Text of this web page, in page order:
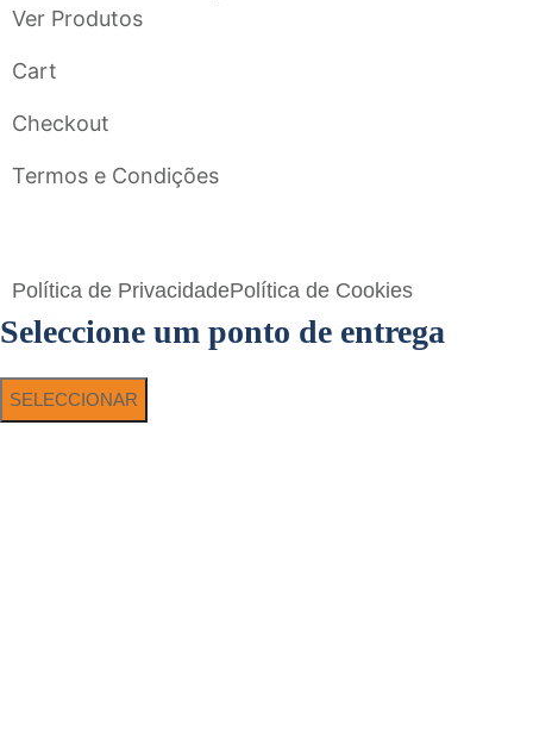
Ver Produtos
Cart
Checkout
Termos e Condições
Política de PrivacidadePolítica de Cookies
Seleccione um ponto de entrega
SELECCIONAR